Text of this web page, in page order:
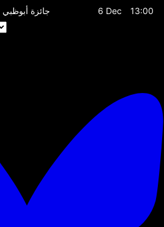
جائزة أبوظبي
6 Dec
13:00